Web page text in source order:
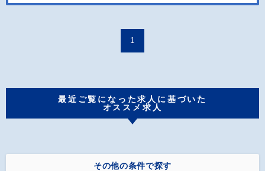
1
最近ご覧になった求人に基づいた
オススメ求人
その他の条件で探す